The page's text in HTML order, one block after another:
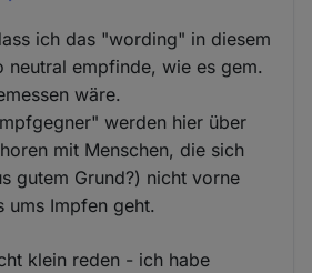
ich das "wording" in diesem
neutral empfinde, wie es gem.
wäre.
werden hier über
mit Menschen, die sich
gutem Grund?) nicht vorne
ums Impfen geht.
klein reden - ich habe